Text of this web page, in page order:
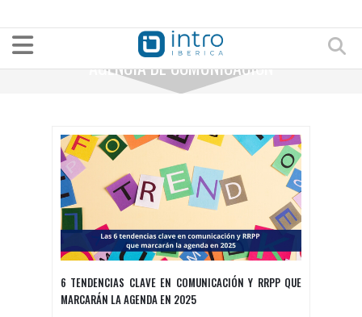
AGENCIA DE COMUNICACIÓN
6 TENDENCIAS CLAVE EN COMUNICACIÓN Y RRPP QUE
MARCARÁN LA AGENDA EN 2025